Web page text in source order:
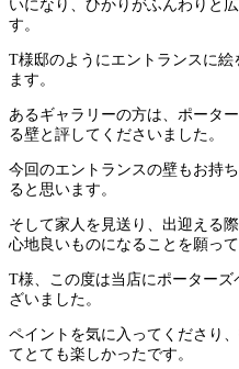
いになり、ひかりがふんわりと
す。
T様邸のようにエントランスに
ます。
あるギャラリーの方は、ポータ
る壁と評してくださいました。
今回のエントランスの壁もお持
ると思います。
そして家人を見送り、出迎える
心地良いものになることを願って
T様、この度は当店にポーター
ざいました。
ペイントを気に入ってくださり
てとても楽しかったです。